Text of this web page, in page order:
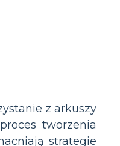
z arkuszy
tworzenia
strategie